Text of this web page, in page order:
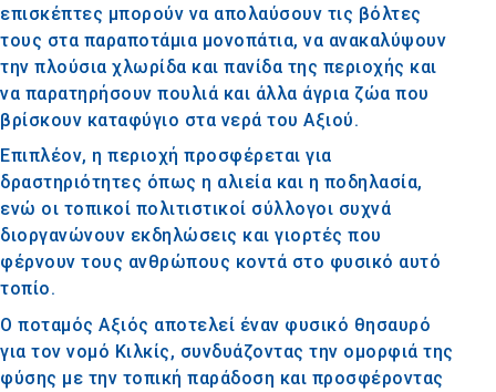
επισκέπτες μπορούν να απολαύσουν τις βόλτες
τους στα παραποτάμια μονοπάτια, να ανακαλύψουν
την πλούσια χλωρίδα και πανίδα της περιοχής και
να παρατηρήσουν πουλιά και άλλα άγρια ζώα που
βρίσκουν καταφύγιο στα νερά του Αξιού.
Επιπλέον, η περιοχή προσφέρεται για
δραστηριότητες όπως η αλιεία και η ποδηλασία,
ενώ οι τοπικοί πολιτιστικοί σύλλογοι συχνά
διοργανώνουν εκδηλώσεις και γιορτές που
φέρνουν τους ανθρώπους κοντά στο φυσικό αυτό
τοπίο.
Ο ποταμός Αξιός αποτελεί έναν φυσικό θησαυρό
για τον νομό Κιλκίς, συνδυάζοντας την ομορφιά της
φύσης με την τοπική παράδοση και προσφέροντας